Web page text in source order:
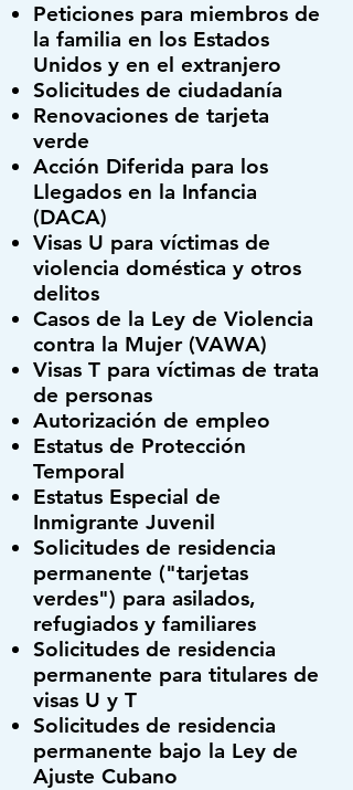
Peticiones para miembros de
la familia en los Estados
Unidos y en el extranjero
Solicitudes de ciudadanía
Renovaciones de tarjeta
verde
Acción Diferida para los
Llegados en la Infancia
(DACA)
Visas U para víctimas de
violencia doméstica y otros
delitos
Casos de la Ley de Violencia
contra la Mujer (VAWA)
Visas T para víctimas de trata
de personas
Autorización de empleo
Estatus de Protección
Temporal
Estatus Especial de
Inmigrante Juvenil
Solicitudes de residencia
permanente ("tarjetas
verdes") para asilados,
refugiados y familiares
Solicitudes de residencia
permanente para titulares de
visas U y T
Solicitudes de residencia
permanente bajo la Ley de
Ajuste Cubano